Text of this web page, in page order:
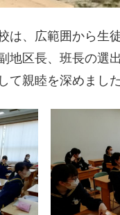
は、広範囲から生
地区長、班長の選
親睦を深めました